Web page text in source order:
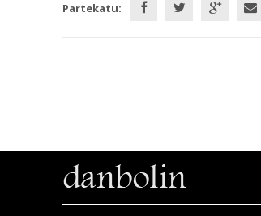
Partekatu: